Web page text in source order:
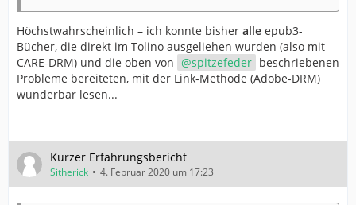
Höchstwahrscheinlich – ich konnte bisher alle epub3-
Bücher, die direkt im Tolino ausgeliehen wurden (also mit
CARE-DRM) und die oben von
spitzefeder beschriebenen
Probleme bereiteten, mit der Link-Methode (Adobe-DRM)
wunderbar lesen...
Kurzer Erfahrungsbericht
Sitherick 4. Februar 2020 um 17:23